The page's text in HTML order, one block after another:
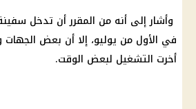
وأشار إلى أنه من المقرر أن تدخل
في الأول من يوليو، إلا أن بعض الجهات
أخرت التشغيل لبعض الوقت.